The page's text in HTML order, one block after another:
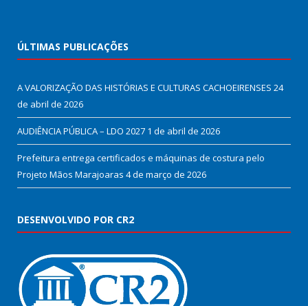
ÚLTIMAS PUBLICAÇÕES
A VALORIZAÇÃO DAS HISTÓRIAS E CULTURAS CACHOEIRENSES 24
de abril de 2026
AUDIÊNCIA PÚBLICA – LDO 2027 1 de abril de 2026
Prefeitura entrega certificados e máquinas de costura pelo
Projeto Mãos Marajoaras 4 de março de 2026
DESENVOLVIDO POR CR2